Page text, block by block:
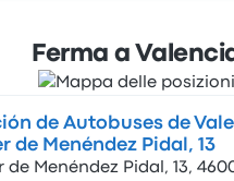
Ferma a
de Autobuses de
de Menéndez Pidal, 13
de Menéndez Pidal, 13,